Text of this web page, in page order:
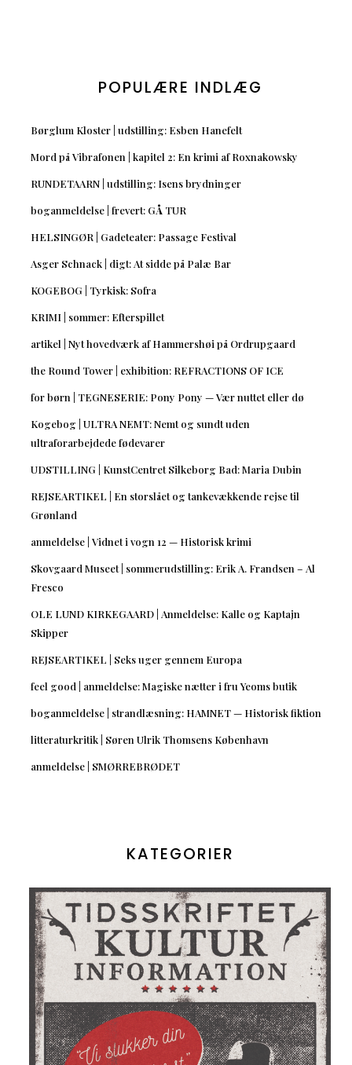
POPULÆRE INDLÆG
Børglum Kloster | udstilling: Esben Hanefelt
Mord på Vibrafonen | kapitel 2: En krimi af Roxnakowsky
RUNDETAARN | udstilling: Isens brydninger
boganmeldelse | frevert: GÅ TUR
HELSINGØR | Gadeteater: Passage Festival
Asger Schnack | digt: At sidde på Palæ Bar
KOGEBOG | Tyrkisk: Sofra
KRIMI | sommer: Efterspillet
artikel | Nyt hovedværk af Hammershøi på Ordrupgaard
the Round Tower | exhibition: REFRACTIONS OF ICE
for børn | TEGNESERIE: Pony Pony — Vær nuttet eller dø
Kogebog | ULTRA NEMT: Nemt og sundt uden
ultraforarbejdede fødevarer
UDSTILLING | KunstCentret Silkeborg Bad: Maria Dubin
REJSEARTIKEL | En storslået og tankevækkende rejse til
Grønland
anmeldelse | Vidnet i vogn 12 — Historisk krimi
Skovgaard Museet | sommerudstilling: Erik A. Frandsen – Al
Fresco
OLE LUND KIRKEGAARD | Anmeldelse: Kalle og Kaptajn
Skipper
REJSEARTIKEL | Seks uger gennem Europa
feel good | anmeldelse: Magiske nætter i fru Yeoms butik
boganmeldelse | strandlæsning: HAMNET — Historisk fiktion
litteraturkritik | Søren Ulrik Thomsens København
anmeldelse | SMØRREBRØDET
KATEGORIER